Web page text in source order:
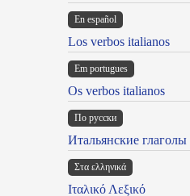
En español
Los verbos italianos
Em portugues
Os verbos italianos
По русски
Итальянские глаголы
Στα ελληνικά
Ιταλικό Λεξικό